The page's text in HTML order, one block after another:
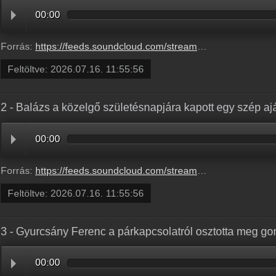
00:00
Forrás: https://feeds.soundcloud.com/stream/2361778019-radio1hungary-4-kolcsonkerte-baratnoje-fogyatekos-gyereket-az-orosz-no-hogy-kikerulje-a-sort-a-benzinkuton-4.mp3
Feltöltve: 2026.07.16. 11:55:56
2 - Balázs a közelgő születésnapjára kapott egy szép
00:00
Forrás: https://feeds.soundcloud.com/stream/2361778016-radio1hungary-2-balazs-a-kozelgo-szuletesnapjara-kapott-egy-szep-ajandekot-2.mp3
Feltöltve: 2026.07.16. 11:55:56
3 - Gyurcsány Ferenc a párkapcsolatról osztotta meg
00:00